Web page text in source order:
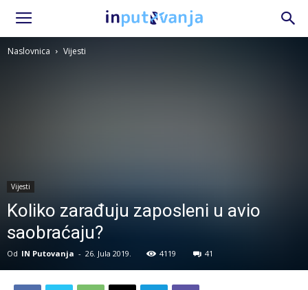
Naslovnica Vijesti
Vijesti
Koliko zarađuju zaposleni u avio
saobraćaju?
Od IN Putovanja - 26. Jula 2019. 4119 41